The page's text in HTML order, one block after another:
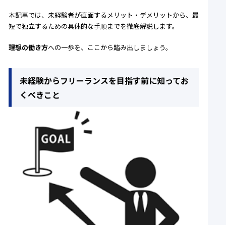
本記事では、未経験者が直面するメリット・デメリットから、最
短で独立するための具体的な手順までを徹底解説します。
理想の働き方への一歩を、ここから踏み出しましょう。
未経験からフリーランスを目指す前に知ってお
くべきこと